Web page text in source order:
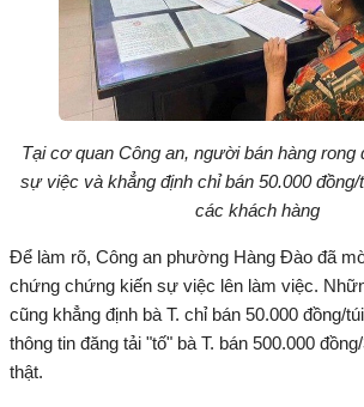
Tại cơ quan Công an, người bán hàng rong
sự việc và khẳng định chỉ bán 50.000
các khách hàng
Để làm rõ, Công an phường Hàng Đào đã
chứng chứng kiến sự việc lên làm việc.
cũng khẳng định bà T. chỉ bán 50.000 đồng/
thông tin đăng tải "tố" bà T. bán 500.000
thật.